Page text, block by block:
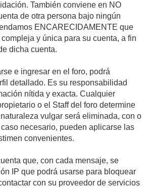
También conviene en NO
de otra persona bajo ningún
ENCARECIDAMENTE que
y única para su cuenta, a fin
dicha cuenta.
e ingresar en el foro, podrá
detallado. Es su responsabilidad
nítida y exacta. Cualquier
o el Staff del foro determine
vulgar será eliminada, con o
necesario, pueden aplicarse las
convenientes.
que, con cada mensaje, se
IP que podrá usarse para bloquear
con su proveedor de servicios